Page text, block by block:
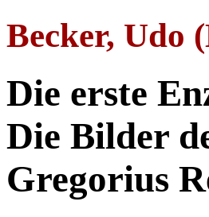
Becker, Udo
Die erste
Die Bilder
Gregorius